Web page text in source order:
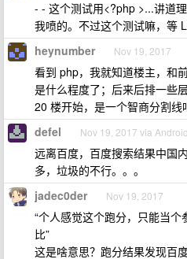
- - 这个测试用<?php >...讲道
我喷的。不过这个测试嘛，等
heynumber Nov 19, 2017
看到 php，我就知道楼主，和
是什么程度了；后来后排一些
20 楼开始，是一个智商分割线
defel Nov 19, 2017 via Android
远离百度，百度搜索结果中国
多，垃圾的不行。。。
jadec0der Nov 19, 2017
“个人感觉这个跑分，只能当
比”
这是啥意思？跑分结果发现百